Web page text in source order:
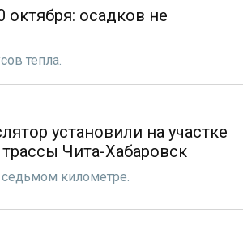
октября: осадков не
тепла.
установили на участке
Чита-Хабаровск
километре.